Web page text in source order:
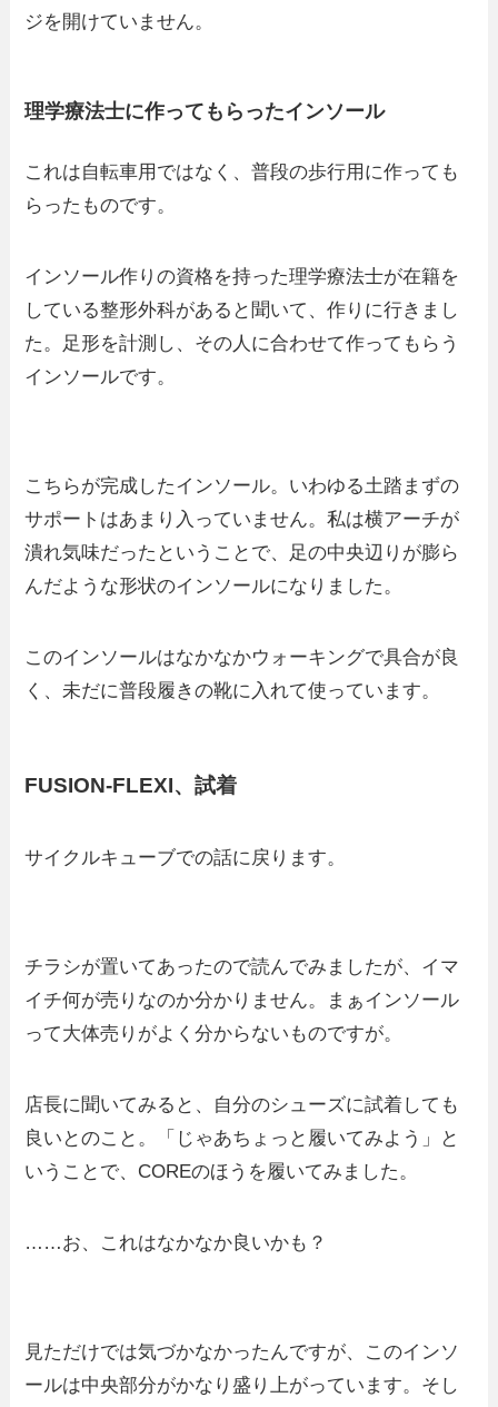
ジを開けていません。
理学療法士に作ってもらったインソール
これは自転車用ではなく、普段の歩行用に作っても
らったものです。
インソール作りの資格を持った理学療法士が在籍を
している整形外科があると聞いて、作りに行きまし
た。足形を計測し、その人に合わせて作ってもらう
インソールです。
こちらが完成したインソール。いわゆる土踏まずの
サポートはあまり入っていません。私は横アーチが
潰れ気味だったということで、足の中央辺りが膨ら
んだような形状のインソールになりました。
このインソールはなかなかウォーキングで具合が良
く、未だに普段履きの靴に入れて使っています。
FUSION-FLEXI、試着
サイクルキューブでの話に戻ります。
チラシが置いてあったので読んでみましたが、イマ
イチ何が売りなのか分かりません。まぁインソール
って大体売りがよく分からないものですが。
店長に聞いてみると、自分のシューズに試着しても
良いとのこと。「じゃあちょっと履いてみよう」と
いうことで、COREのほうを履いてみました。
……お、これはなかなか良いかも？
見ただけでは気づかなかったんですが、このインソ
ールは中央部分がかなり盛り上がっています。そし